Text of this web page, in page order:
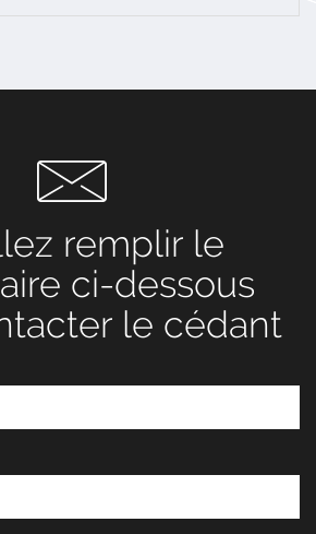
remplir le
ci-dessous
le cédant